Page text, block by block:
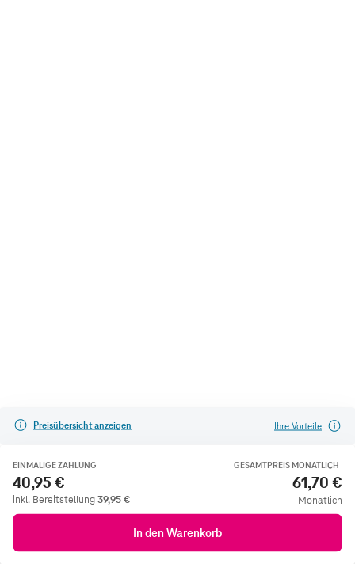
Preisübersicht anzeigen Ihre Vorteile
EINMALIGE ZAHLUNG
40,95 €
inkl. Bereitstellung39,95€
GESAMTPREIS MONATLICH
61,70 €
Monatlich
In den Warenkorb